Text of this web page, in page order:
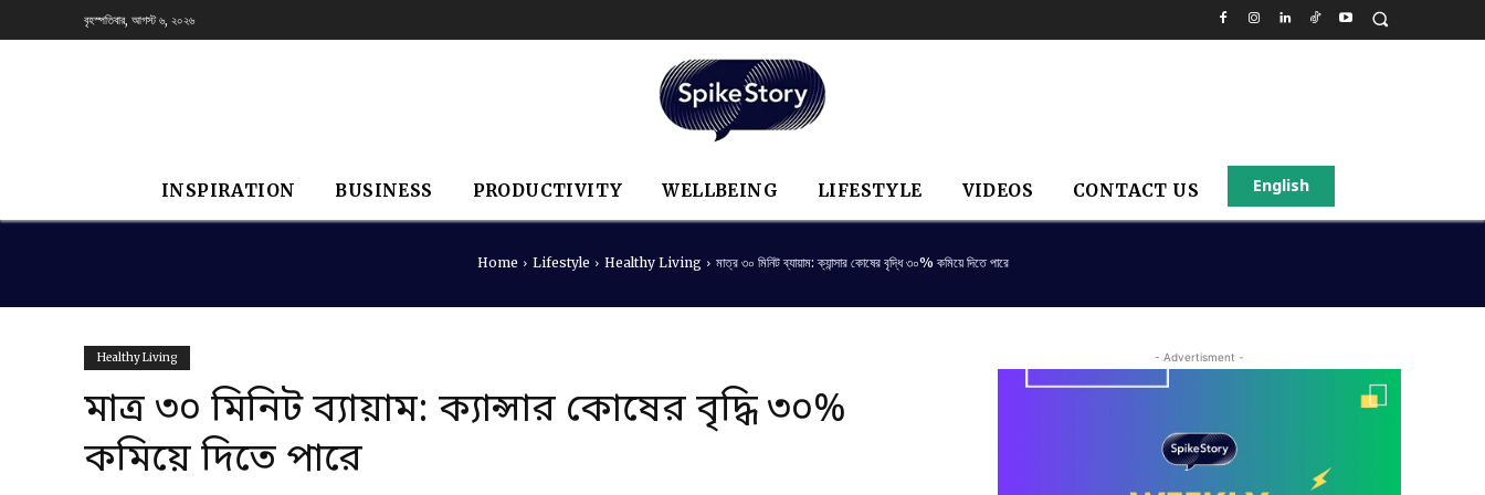
বৃহস্পতিবার, আগস্ট ৬, ২০২৬
INSPIRATION BUSINESS PRODUCTIVITY WELLBEING LIFESTYLE VIDEOS CONTACT US English
Home Lifestyle Healthy Living মাত্র ৩০ মিনিট ব্যায়াম: ক্যান্সার কোষের বৃদ্ধি ৩০% কমিয়ে দিতে পারে
Healthy Living
মাত্র ৩০ মিনিট ব্যায়াম: ক্যান্সার কোষের বৃদ্ধি ৩০%
কমিয়ে দিতে পারে
- Advertisment -